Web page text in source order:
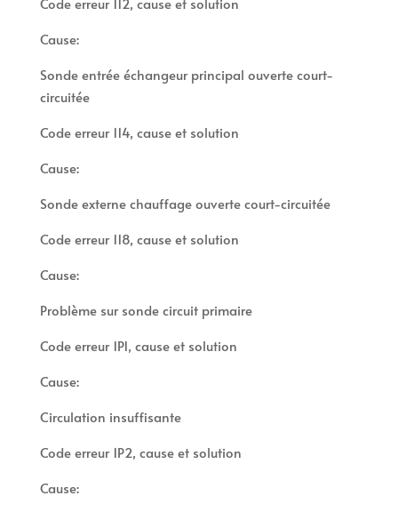
Cause:
Sonde entrée échangeur principal ouverte court-
circuitée
Code erreur 114, cause et solution
Cause:
Sonde externe chauffage ouverte court-circuitée
Code erreur 118, cause et solution
Cause:
Problème sur sonde circuit primaire
Code erreur 1P1, cause et solution
Cause:
Circulation insuffisante
Code erreur 1P2, cause et solution
Cause: